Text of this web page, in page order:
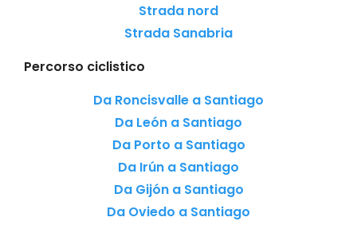
Strada nord
Strada Sanabria
Percorso ciclistico
Da Roncisvalle a Santiago
Da León a Santiago
Da Porto a Santiago
Da Irún a Santiago
Da Gijón a Santiago
Da Oviedo a Santiago